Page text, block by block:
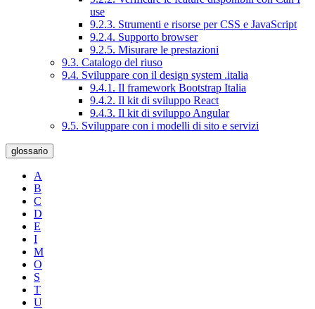
use
9.2.3. Strumenti e risorse per CSS e JavaScript
9.2.4. Supporto browser
9.2.5. Misurare le prestazioni
9.3. Catalogo del riuso
9.4. Sviluppare con il design system .italia
9.4.1. Il framework Bootstrap Italia
9.4.2. Il kit di sviluppo React
9.4.3. Il kit di sviluppo Angular
9.5. Sviluppare con i modelli di sito e servizi
glossario
A
B
C
D
E
I
M
O
S
T
U